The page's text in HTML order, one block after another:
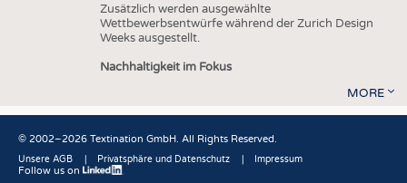
Zusätzlich werden ausgewählte
Wettbewerbsentwürfe während der Zurich Design
Weeks ausgestellt.
Nachhaltigkeit im Fokus
MORE
© 2002–2026 Textination GmbH. All Rights Reserved.
Fußbereich
Unsere AGB Privatsphäre und Datenschutz Impressum
Follow us on